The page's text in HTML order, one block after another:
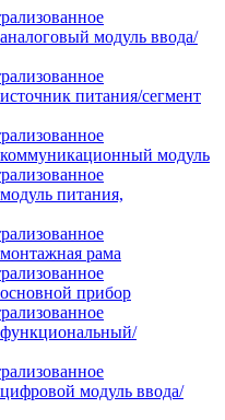
модуль ввода/
питания/сегмент
модуль
питания,
рама
прибор
модуль ввода/